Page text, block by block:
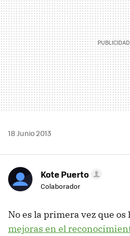
18 Junio 2013
Kote Puerto
Colaborador
No es la primera vez que os
mejoras en el